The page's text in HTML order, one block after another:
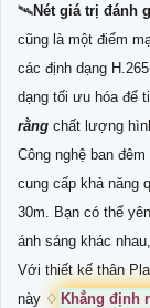
🛰Nét giá trị đánh
cũng là một điểm
các định dạng
dạng tối ưu hóa để
rằng chất lượng
Công nghệ ban
cung cấp khả năng
30m. Bạn có thể
ánh sáng khác
Với thiết kế thân
này ♢ Khẳng định